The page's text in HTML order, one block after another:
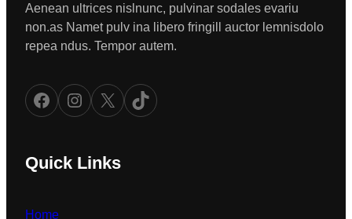
Aenean ultrices nislnunc, pulvinar sodales evariu
non.as Namet pulv ina libero fringill auctor lemnisdolo
repea ndus. Tempor autem.
Facebook Instagram X TikTok
Quick Links
Home